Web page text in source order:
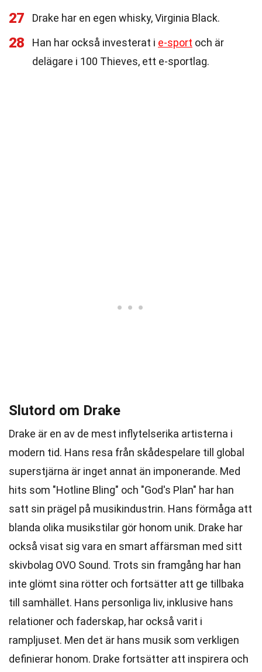
27 Drake har en egen whisky, Virginia Black.
28 Han har också investerat i e-sport och är
delägare i 100 Thieves, ett e-sportlag.
Slutord om Drake
Drake är en av de mest inflytelserika artisterna i
modern tid. Hans resa från skådespelare till global
superstjärna är inget annat än imponerande. Med
hits som "Hotline Bling" och "God's Plan" har han
satt sin prägel på musikindustrin. Hans förmåga att
blanda olika musikstilar gör honom unik. Drake har
också visat sig vara en smart affärsman med sitt
skivbolag OVO Sound. Trots sin framgång har han
inte glömt sina rötter och fortsätter att ge tillbaka
till samhället. Hans personliga liv, inklusive hans
relationer och faderskap, har också varit i
rampljuset. Men det är hans musik som verkligen
definierar honom. Drake fortsätter att inspirera och